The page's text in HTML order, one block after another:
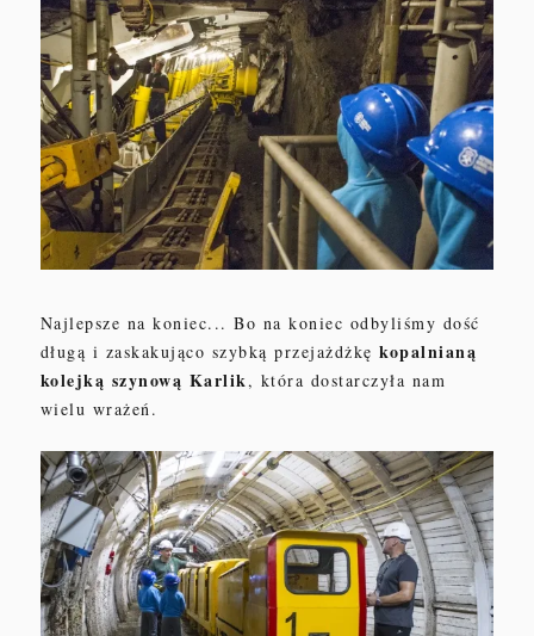
Najlepsze na koniec...Bo na koniec odbyliśmy dość
długą i zaskakująco szybkąprzejażdżkękopalnianą
kolejką szynową Karlik, która dostarczyła nam
wielu wrażeń.